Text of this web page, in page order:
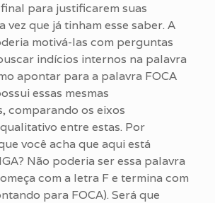
para justificarem suas
vez que já tinham esse saber. A
motivá-las com perguntas
indícios internos na palavra
apontar para a palavra FOCA
essas mesmas
comparando os eixos
entre estas. Por
você acha que aqui está
Não poderia ser essa palavra
com a letra F e termina com
para FOCA). Será que